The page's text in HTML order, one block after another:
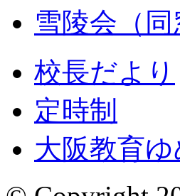
雪陵会（同
校長だより
定時制
大阪教育